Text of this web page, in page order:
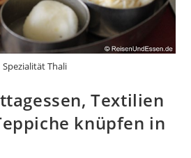
Spezialität Thali
Textilien
knüpfen in